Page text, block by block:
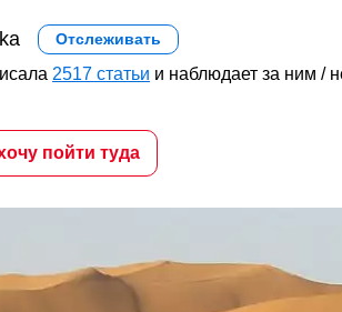
Отслеживать
2517 статьи и наблюдает за ним /
пойти туда